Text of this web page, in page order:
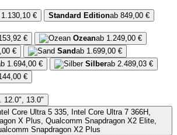
€ Standard Editionab 849,00 €
€ Ozeanab 1.249,00 €
€ Sandab 1.699,00 €
1.694,00 € Silberab 2.489,03 €
€
12.0", 13.0"
X Plus, Qualcomm Snapdragon X2 Elite,
Snapdragon X2 Plus